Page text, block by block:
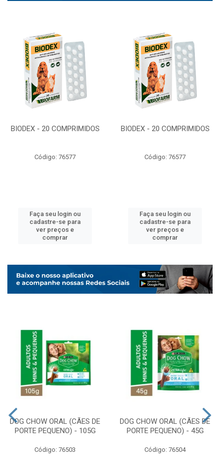
BIODEX - 20 COMPRIMIDOS
Código: 76577
Faça seu login ou
cadastre-se para
ver preços e
comprar
BIODEX - 20 COMPRIMIDOS
Código: 76577
Faça seu login ou
cadastre-se para
ver preços e
comprar
DOG CHOW ORAL (CÃES DE
PORTE PEQUENO) - 105G
Código: 76503
DOG CHOW ORAL (CÃES DE
PORTE PEQUENO) - 45G
Código: 76504